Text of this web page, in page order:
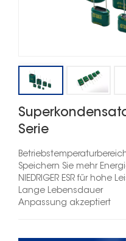
Serie
Speichern Sie mehr
NIEDRIGER ESR für hohe
Lange Lebensdauer
Anpassung akzeptiert